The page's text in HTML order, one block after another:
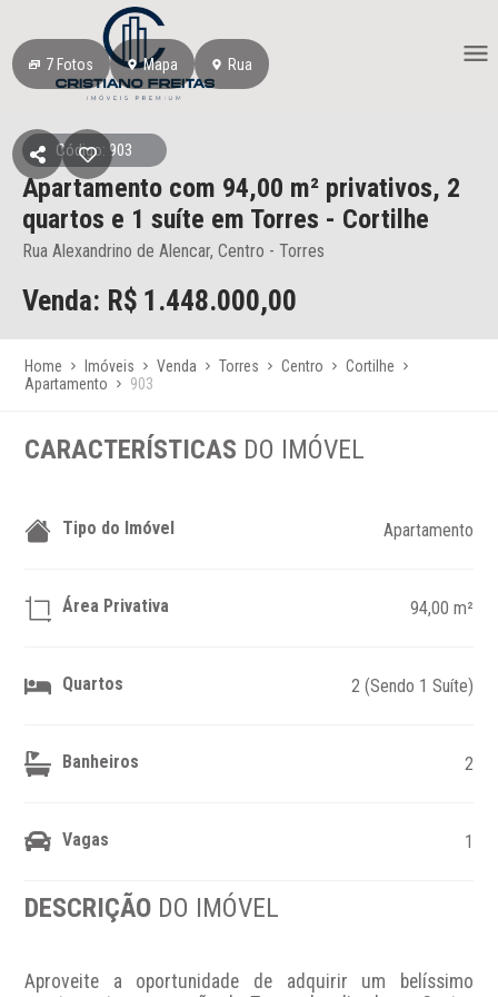
7Fotos Mapa Rua
Código: 903
Apartamento com 94,00 m² privativos, 2
quartos e 1 suíte em Torres - Cortilhe
Rua Alexandrino de Alencar, Centro - Torres
Venda: R$ 1.448.000,00
Home Imóveis Venda Torres Centro
Cortilhe
Apartamento
903
CARACTERÍSTICAS DO IMÓVEL
Tipo do Imóvel Apartamento
Área Privativa 94,00 m²
Quartos 2 (Sendo 1 Suíte)
Banheiros 2
Vagas 1
DESCRIÇÃO DO IMÓVEL
Aproveite a oportunidade de adquirir um belíssimo